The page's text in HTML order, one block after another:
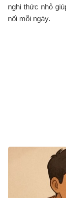
nghi thức nhỏ
nối mỗi ngày.